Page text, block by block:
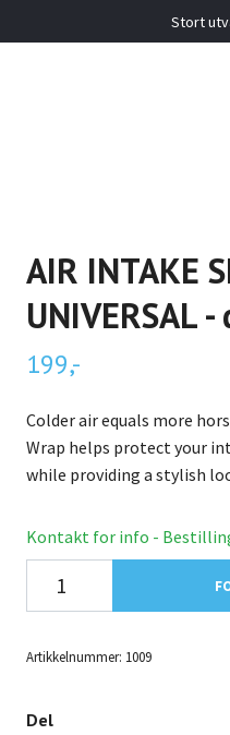
Stort
AIR INTAKE
UNIVERSAL
199,-
Colder air equals more
Wrap helps protect your
while providing a stylish
Kontakt for info -
Artikkelnummer: 1009
Del